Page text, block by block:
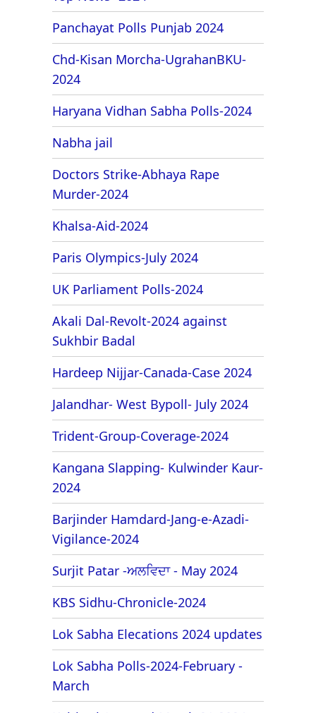
Panchayat Polls Punjab 2024
Chd-Kisan Morcha-UgrahanBKU-
2024
Haryana Vidhan Sabha Polls-2024
Nabha jail
Doctors Strike-Abhaya Rape
Murder-2024
Khalsa-Aid-2024
Paris Olympics-July 2024
UK Parliament Polls-2024
Akali Dal-Revolt-2024 against
Sukhbir Badal
Hardeep Nijjar-Canada-Case 2024
Jalandhar- West Bypoll- July 2024
Trident-Group-Coverage-2024
Kangana Slapping- Kulwinder Kaur-
2024
Barjinder Hamdard-Jang-e-Azadi-
Vigilance-2024
Surjit Patar -ਅਲਵਿਦਾ - May 2024
KBS Sidhu-Chronicle-2024
Lok Sabha Elecations 2024 updates
Lok Sabha Polls-2024-February -
March